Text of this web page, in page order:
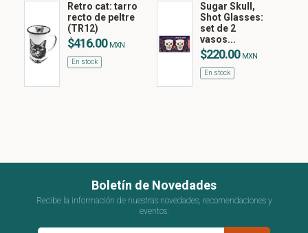
Retro cat: tarro
recto de peltre
(TR12)
$416.00 MXN
En stock
Sugar Skull,
Shot Glasses:
set de 2
vasos...
$220.00 MXN
En stock
Boletín de Novedades
Recibe la información de nuestras novedades, recomendaciones y
eventos.